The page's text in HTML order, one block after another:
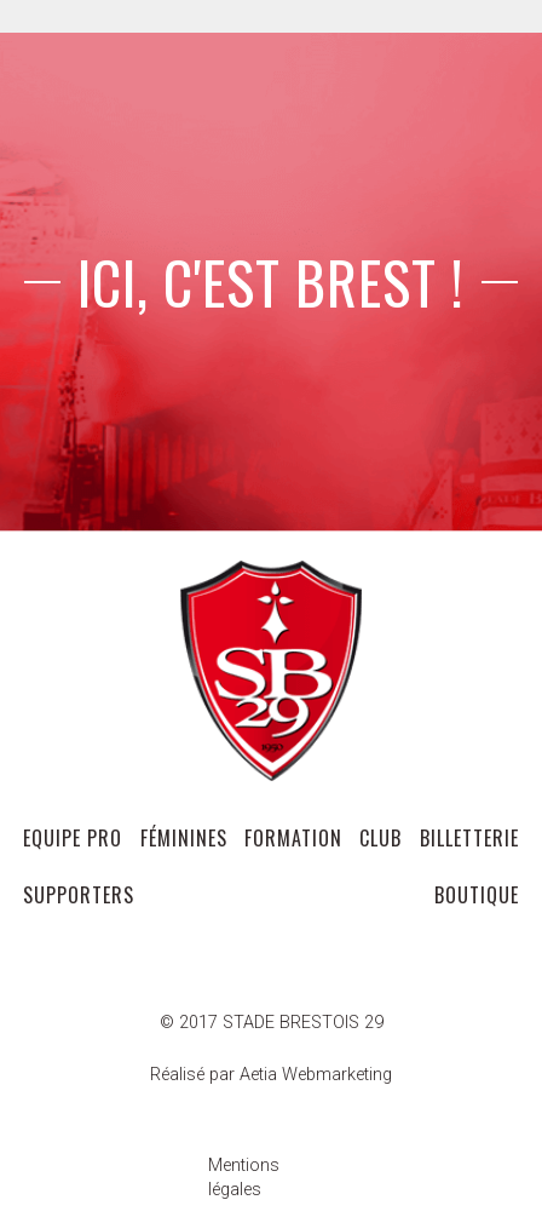
ICI, C'EST BREST !
EQUIPE PRO FÉMININES FORMATION CLUB
BILLETTERIE
SUPPORTERS
BOUTIQUE
© 2017 STADE BRESTOIS 29
Réalisé par Aetia Webmarketing
Mentions
légales